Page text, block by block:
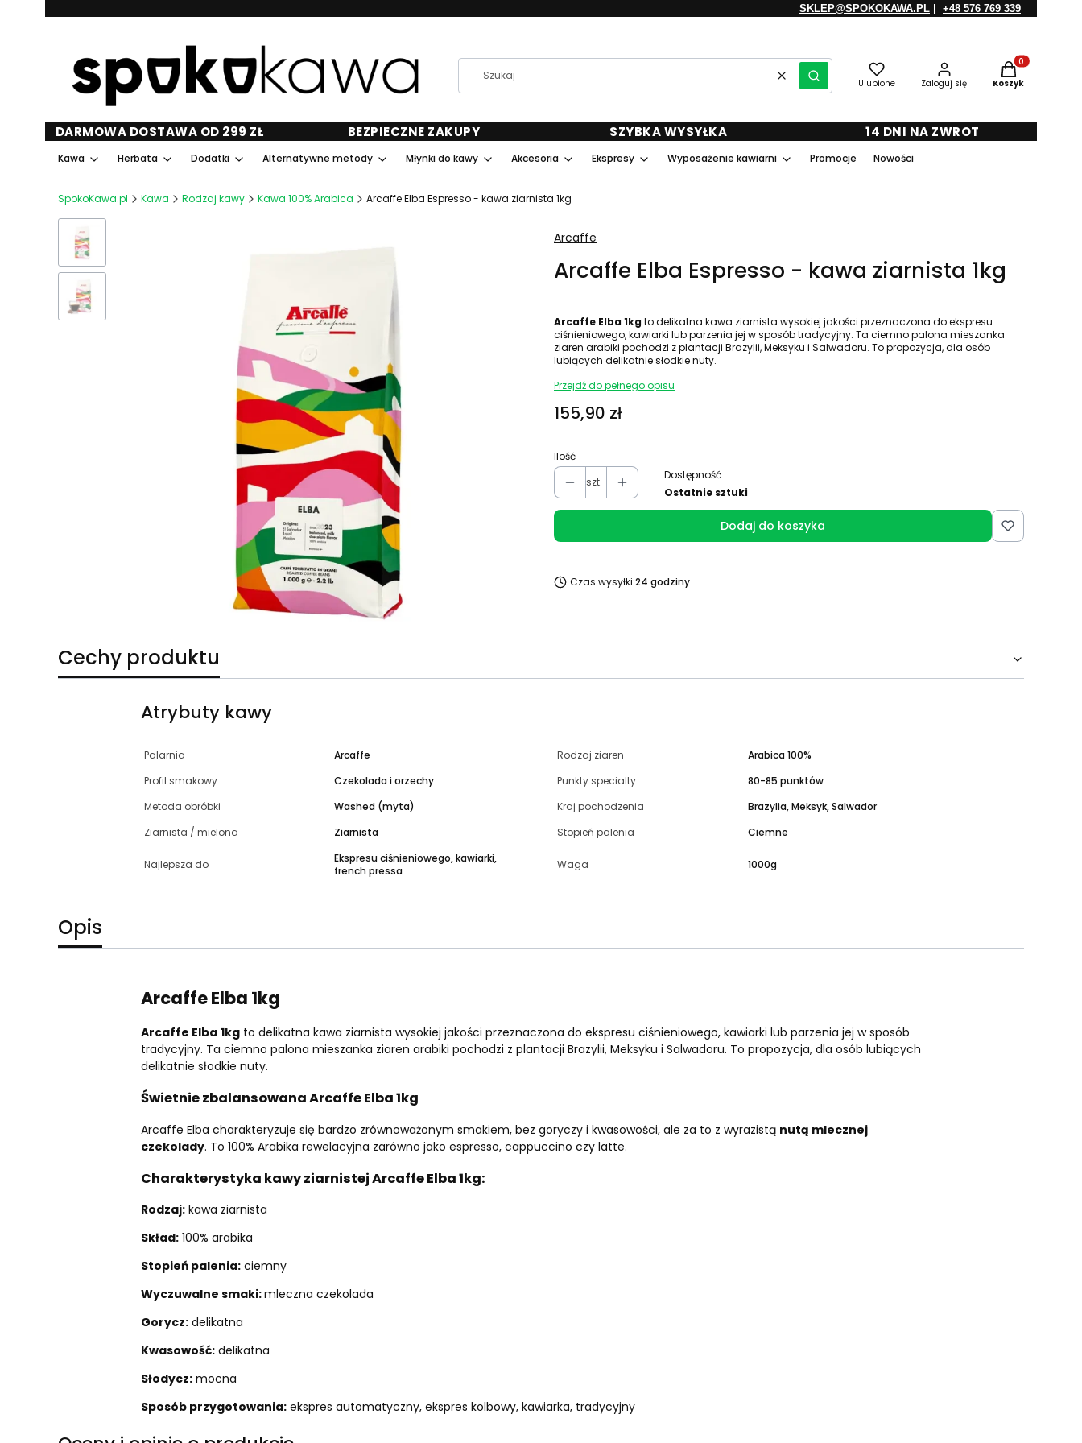
SKLEP@SPOKOKAWA.PL +48 576 769 339
WyczyśćSzukaj Ulubione Zaloguj się
Produkty w
Koszyk
DARMOWA DOSTAWA OD 299 ZŁ BEZPIECZNE ZAKUPY SZYBKA WYSYŁKA 14 DNI NA ZWROT
Kawa Herbata Dodatki Alternatywne metody Młynki do kawy Akcesoria Ekspresy Wyposażenie kawiarni Promocje Nowości
SpokoKawa.pl Kawa Rodzaj kawy Kawa 100% Arabica Arcaffe Elba Espresso - kawa ziarnista 1kg
Arcaffe
Arcaffe Elba Espresso - kawa ziarnista 1kg
Arcaffe Elba 1kg to delikatna kawa ziarnista wysokiej jakości przeznaczona do ekspresu
ciśnieniowego, kawiarki lub parzenia jej w sposób tradycyjny. Ta ciemno palona mieszanka
ziaren arabiki pochodzi z plantacji Brazylii, Meksyku i Salwadoru. To propozycja, dla osób
lubiących delikatnie słodkie nuty.
Przejdź do pełnego opisu
Cena
155,90 zł
Ilość
szt.
Dostępność:
Ostatnie sztuki
Dodaj do koszyka
Czas wysyłki:24 godziny
Cechy produktu
Atrybuty kawy
Palarnia Arcaffe Rodzaj ziaren
Arabica 100%
Profil smakowy
Czekolada i orzechy Punkty specialty
80-85 punktów
Metoda obróbki
Washed (myta) Kraj pochodzenia
Brazylia, Meksyk, Salwador
Ziarnista / mielona
Ziarnista Stopień palenia Ciemne
Najlepsza do
Ekspresu ciśnieniowego, kawiarki,
french pressa
Waga 1000g
Opis
Arcaffe Elba 1kg
Arcaffe Elba 1kgto delikatna kawa ziarnista wysokiej jakości przeznaczona do ekspresu ciśnieniowego, kawiarki lub parzenia jej w sposób
tradycyjny. Ta ciemno palona mieszanka ziaren arabiki pochodzi z plantacji Brazylii, Meksyku i Salwadoru. To propozycja, dla osób lubiących
delikatnie słodkie nuty.
Świetnie zbalansowana Arcaffe Elba 1kg
Arcaffe Elba charakteryzuje się bardzo zrównoważonym smakiem, bez goryczy i kwasowości, ale za to z wyrazistą nutą mlecznej
czekolady. To 100% Arabika rewelacyjna zarówno jako espresso, cappuccino czy latte.
Charakterystyka kawy ziarnistej Arcaffe Elba 1kg:
Rodzaj:kawa ziarnista
Skład:100% arabika
Stopień palenia:ciemny
Wyczuwalne smaki:mleczna czekolada
Gorycz:delikatna
Kwasowość:delikatna
Słodycz:mocna
Sposób przygotowania:ekspres automatyczny, ekspres kolbowy, kawiarka, tradycyjny